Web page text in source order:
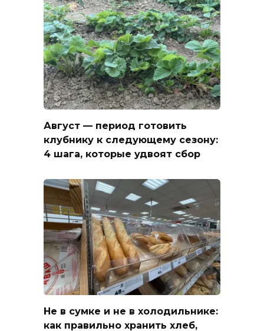
Август — период готовить
клубнику к следующему сезону:
4 шага, которые удвоят сбор
Не в сумке и не в холодильнике:
как правильно хранить хлеб,